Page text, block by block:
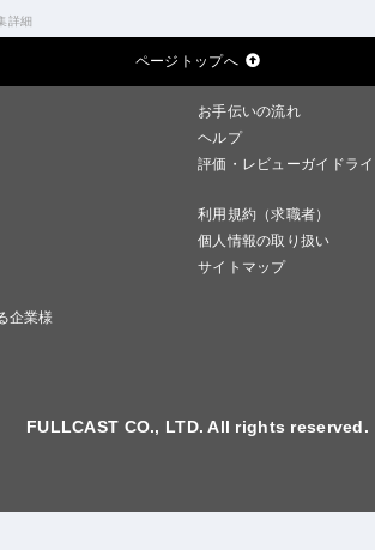
詳細
ページトップへ
お手伝いの流れ
ヘルプ
評価・レビューガイドラ
利用規約（求職者）
個人情報の取り扱い
サイトマップ
企業様
FULLCAST CO., LTD. All rights reserved.